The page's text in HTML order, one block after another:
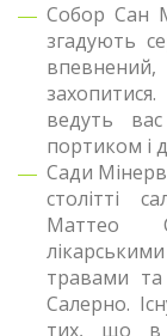
Собор Сан
згадують
ведуть
портиком і
Сади
столітті
Маттео
лікарськими
травами
Салерно.
тих, що в